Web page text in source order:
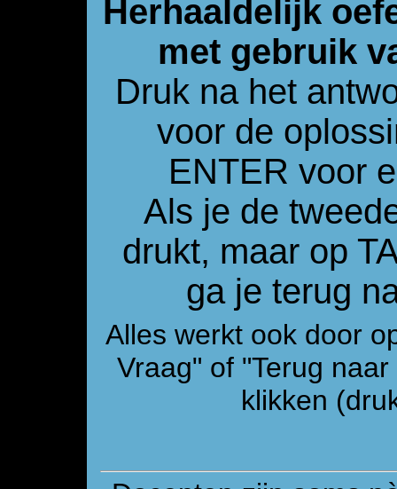
Herhaaldelijk
met gebruik
Druk na het
voor de
ENTER voor
Als je de
drukt, maar op
ga je terug
Alles werkt ook door
Vraag" of "Terug
klikken